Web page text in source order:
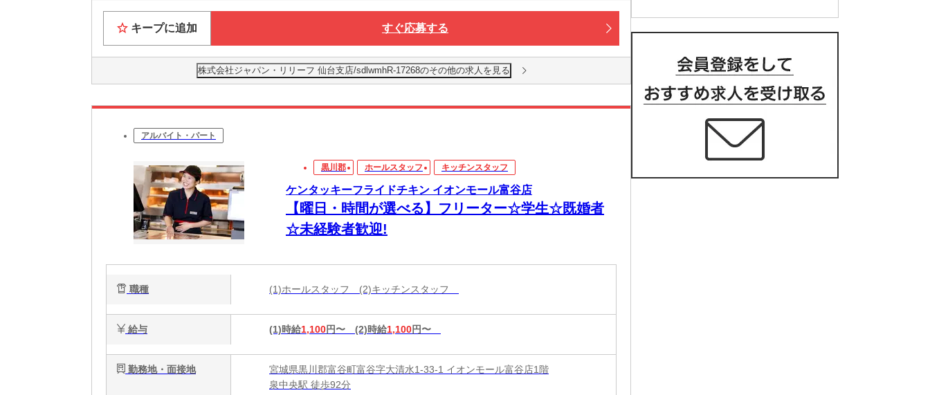
キープに追加 すぐ応募する
株式会社ジャパン・リリーフ 仙台支店/sdlwmhR-17268のその他の求人を見る
アルバイト・パート
黒川郡 ホールスタッフ キッチンスタッフ
ケンタッキーフライドチキン イオンモール富谷店
【曜日・時間が選べる】フリーター☆学生☆既婚者
☆未経験者歓迎!
職種 (1)ホールスタッフ (2)キッチンスタッフ
給与 (1)時給1,100円〜 (2)時給1,100円〜
勤務地・面接地
宮城県黒川郡富谷町富谷字大清水1-33-1 イオンモール富谷店1階
泉中央駅 徒歩92分